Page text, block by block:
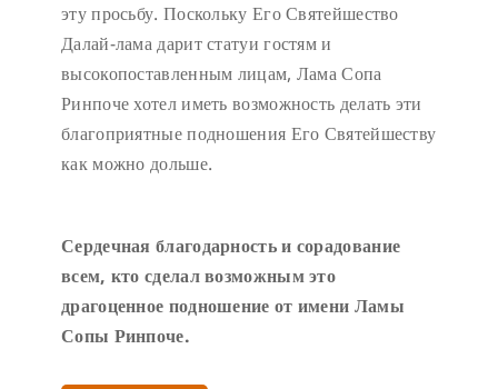
эту просьбу. Поскольку Его Святейшество
Далай-лама дарит статуи гостям и
высокопоставленным лицам, Лама Сопа
Ринпоче хотел иметь возможность делать эти
благоприятные подношения Его Святейшеству
как можно дольше.
Сердечная благодарность и сорадование
всем, кто сделал возможным это
драгоценное подношение от имени Ламы
Сопы Ринпоче.